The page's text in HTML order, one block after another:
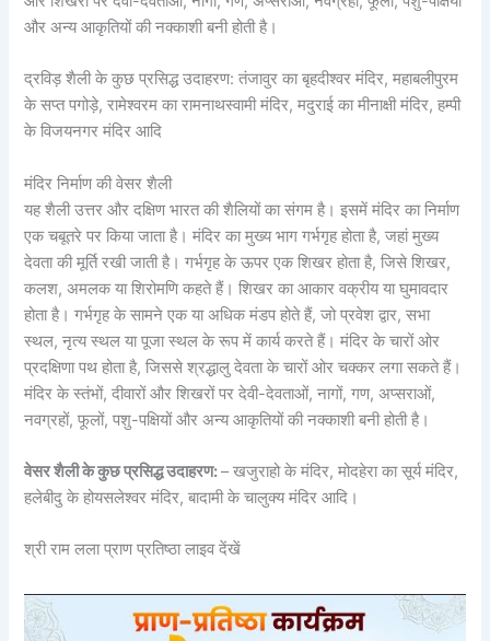
और अन्य आकृतियों की नक्काशी बनी होती है।
द्रविड़ शैली के कुछ प्रसिद्ध उदाहरण: तंजावुर का बृहदीश्वर मंदिर, महाबलीपुरम
के सप्त पगोड़े, रामेश्वरम का रामनाथस्वामी मंदिर, मदुराई का मीनाक्षी मंदिर, हम्पी
के विजयनगर मंदिर आदि
मंदिर निर्माण की वेसर शैली
यह शैली उत्तर और दक्षिण भारत की शैलियों का संगम है। इसमें मंदिर का निर्माण
एक चबूतरे पर किया जाता है। मंदिर का मुख्य भाग गर्भगृह होता है, जहां मुख्य
देवता की मूर्ति रखी जाती है। गर्भगृह के ऊपर एक शिखर होता है, जिसे शिखर,
कलश, अमलक या शिरोमणि कहते हैं। शिखर का आकार वक्रीय या घुमावदार
होता है। गर्भगृह के सामने एक या अधिक मंडप होते हैं, जो प्रवेश द्वार, सभा
स्थल, नृत्य स्थल या पूजा स्थल के रूप में कार्य करते हैं। मंदिर के चारों ओर
प्रदक्षिणा पथ होता है, जिससे श्रद्धालु देवता के चारों ओर चक्कर लगा सकते हैं।
मंदिर के स्तंभों, दीवारों और शिखरों पर देवी-देवताओं, नागों, गण, अप्सराओं,
नवग्रहों, फूलों, पशु-पक्षियों और अन्य आकृतियों की नक्काशी बनी होती है।
वेसर शैली के कुछ प्रसिद्ध उदाहरण:– खजुराहो के मंदिर, मोदहेरा का सूर्य मंदिर,
हलेबीदु के होयसलेश्वर मंदिर, बादामी के चालुक्य मंदिर आदि।
श्री राम लला प्राण प्रतिष्ठा लाइव देंखें